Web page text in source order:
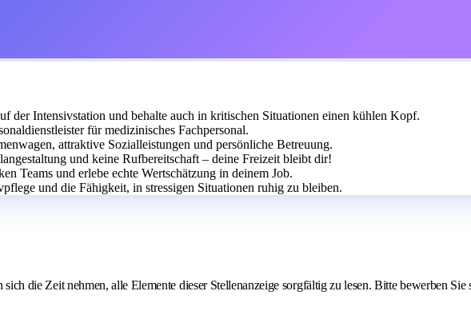
der Intensivstation und behalte auch in kritischen Situationen einen kühlen Kopf.
für medizinisches Fachpersonal.
attraktive Sozialleistungen und persönliche Betreuung.
und keine Rufbereitschaft – deine Freizeit bleibt dir!
Teams und erlebe echte Wertschätzung in deinem Job.
und die Fähigkeit, in stressigen Situationen ruhig zu bleiben.
die Zeit nehmen, alle Elemente dieser Stellenanzeige sorgfältig zu lesen. Bitte bewerben